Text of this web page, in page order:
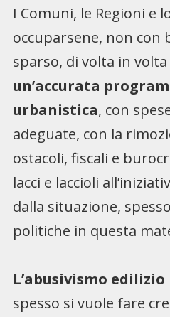
I Comuni, le Regioni e
occuparsene, non con
sparso, di volta in
un’accurata
urbanistica, con
adeguate, con la
ostacoli, fiscali e
lacci e laccioli
dalla situazione,
politiche in questa
L’abusivismo
spesso si vuole fare